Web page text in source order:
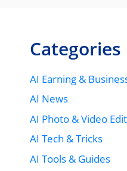
Categories
AI Earning &
AI News
AI Photo & Video
AI Tech & Tricks
AI Tools & Guides